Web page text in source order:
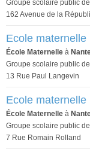
Groupe scolaire public
162 Avenue de la
Ecole
École Maternelle à
Groupe scolaire public
13 Rue Paul Langevin
Ecole
École Maternelle à
Groupe scolaire public
7 Rue Romain Rolland